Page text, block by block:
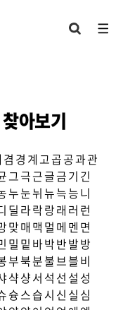
아보기
겸 경 계 고곱공과관
그극근글금기 긴
누눈뉘뉴늑능니
딜 라락랑래 러 런
맞매 맥 멀 메 멘 면
밀 밑 바박반발방
부북분불브블비
샥샹서 석 선 설 성
슝스습시 신 실 심